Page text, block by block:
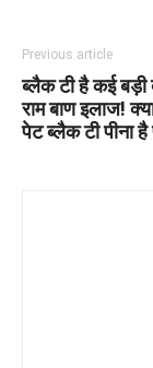
Previous article
ब्लैक टी है कई बड़ी
राम बाण इलाज!
पेट ब्लैक टी पीना